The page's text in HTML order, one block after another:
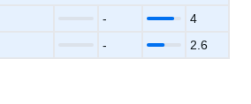
-
4
- 2.6